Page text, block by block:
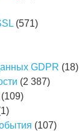
(571)
GDPR (18)
(2 387)
(109)
(107)